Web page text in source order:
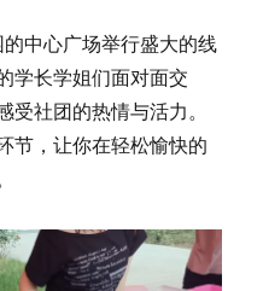
中心广场举行盛大的线
学长学姐们面对面交
社团的热情与活力。
节，让你在轻松愉快的